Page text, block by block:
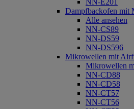
NN-E201
Dampfbackofen mit
Alle ansehen
NN-CS89
NN-DS59
NN-DS596
Mikrowellen mit
Mikrowellen
NN-CD88
NN-CD58
NN-CT57
NN-CT56